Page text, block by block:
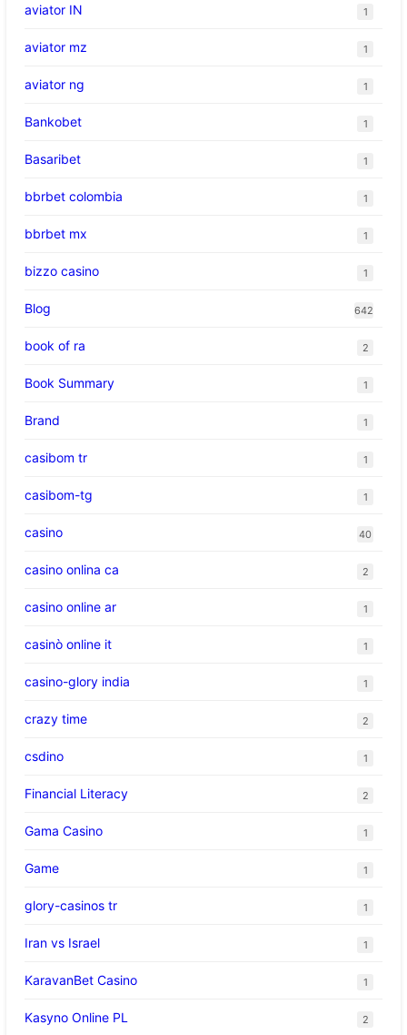
aviator IN 1
aviator mz 1
aviator ng 1
Bankobet 1
Basaribet 1
bbrbet colombia 1
bbrbet mx 1
bizzo casino 1
Blog 642
book of ra 2
Book Summary 1
Brand 1
casibom tr 1
casibom-tg 1
casino 40
casino onlina ca 2
casino online ar 1
casinò online it 1
casino-glory india 1
crazy time 2
csdino 1
Financial Literacy 2
Gama Casino 1
Game 1
glory-casinos tr 1
Iran vs Israel 1
KaravanBet Casino 1
Kasyno Online PL 2